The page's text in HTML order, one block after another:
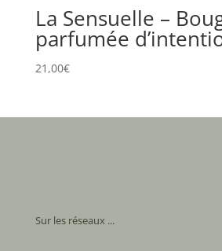
La Sensuelle –
parfumée
21,00€
Sur les réseaux ...